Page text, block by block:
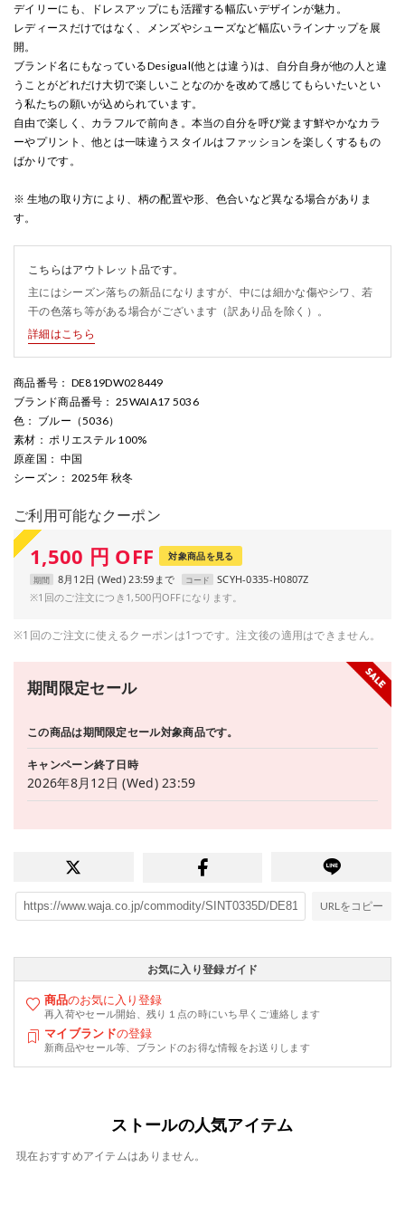
デイリーにも、ドレスアップにも活躍する幅広いデザインが魅力。
レディースだけではなく、メンズやシューズなど幅広いラインナップを展
開。
ブランド名にもなっているDesigual(他とは違う)は、自分自身が他の人と違
うことがどれだけ大切で楽しいことなのかを改めて感じてもらいたいとい
う私たちの願いが込められています。
自由で楽しく、カラフルで前向き。本当の自分を呼び覚ます鮮やかなカラ
ーやプリント、他とは一味違うスタイルはファッションを楽しくするもの
ばかりです。
※ 生地の取り方により、柄の配置や形、色合いなど異なる場合がありま
す。
こちらはアウトレット品です。
主にはシーズン落ちの新品になりますが、中には細かな傷やシワ、若
干の色落ち等がある場合がございます（訳あり品を除く）。
詳細はこちら
商品番号 ： DE819DW028449
ブランド商品番号 ： 25WAIA17 5036
色 ： ブルー（5036）
素材 ： ポリエステル 100%
原産国 ： 中国
シーズン ： 2025年 秋冬
ご利用可能なクーポン
1,500 円 OFF 対象商品を見る
期間 8月12日 (Wed) 23:59まで コード
SCYH-0335-H0807Z
※1回のご注文につき1,500円OFFになります。
※1回のご注文に使えるクーポンは1つです。注文後の適用はできません。
期間限定セール
この商品は期間限定セール対象商品です。
キャンペーン終了日時
2026年8月12日 (Wed) 23:59
URLをコピー
お気に入り登録ガイド
商品のお気に入り登録
再入荷やセール開始、残り１点の時にいち早くご連絡します
マイブランドの登録
新商品やセール等、ブランドのお得な情報をお送りします
ストールの人気アイテム
現在おすすめアイテムはありません。